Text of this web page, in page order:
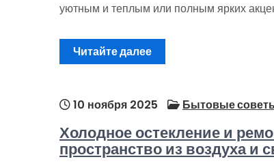
уютным и теплым или полным ярких
Читайте далее
10 ноября 2025 Бытовые
Холодное остекление и
пространство из воздуха и